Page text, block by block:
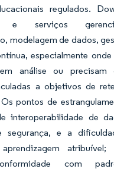
regulados.
e serviços
modelagem de dados,
especialmente
análise ou precisam
a objetivos de
pontos de
interoperabilidade de
segurança, e a
atribuível;
com